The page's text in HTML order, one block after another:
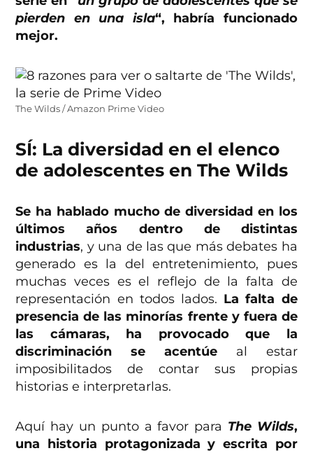
pierden en una isla“, habría funcionado
mejor.
The Wilds / Amazon Prime Video
SÍ: La diversidad en el elenco
de adolescentes en The Wilds
Se ha hablado mucho de diversidad en los
últimos años dentro de distintas
industrias, y una de las que más debates ha
generado es la del entretenimiento, pues
muchas veces es el reflejo de la falta de
representación en todos lados. La falta de
presencia de las minorías frente y fuera de
las cámaras, ha provocado que la
discriminación se acentúe al estar
imposibilitados de contar sus propias
historias e interpretarlas.
Aquí hay un punto a favor para The Wilds,
una historia protagonizada y escrita por